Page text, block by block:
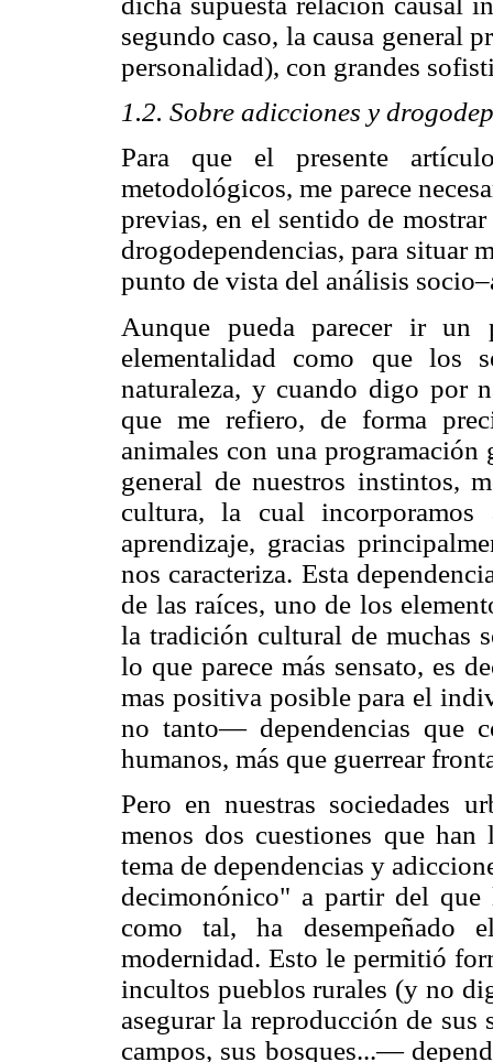
segundo caso, la causa general
personalidad), con grandes
1.2. Sobre adicciones y
Para que el presente
metodológicos, me parece
previas, en el sentido de
drogodependencias, para situar
punto de vista del análisis
Aunque pueda parecer ir un
elementalidad como que los
naturaleza, y cuando digo por
que me refiero, de forma
animales con una
general de nuestros instintos,
cultura, la cual
aprendizaje, gracias
nos caracteriza. Esta
de las raíces, uno de los
la tradición cultural de muchas
lo que parece más sensato, es
mas positiva posible para el
no tanto— dependencias que
humanos, más que guerrear
Pero en nuestras sociedades
menos dos cuestiones que
tema de dependencias y
decimonónico" a partir del
como tal, ha desempeñado
modernidad. Esto le permitió
incultos pueblos rurales (y no
asegurar la reproducción de
campos, sus bosques...—